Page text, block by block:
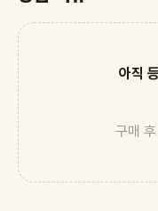
아직
구매